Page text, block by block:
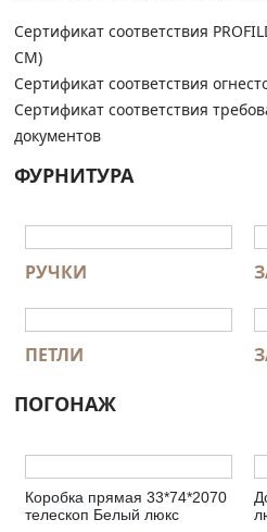
Сертификат соответствия
СМ)
Сертификат соответствия
Сертификат соответствия
документов
ФУРНИТУРА
РУЧКИ
ПЕТЛИ
ПОГОНАЖ
Коробка прямая 33*74*2070
телескоп Белый люкс